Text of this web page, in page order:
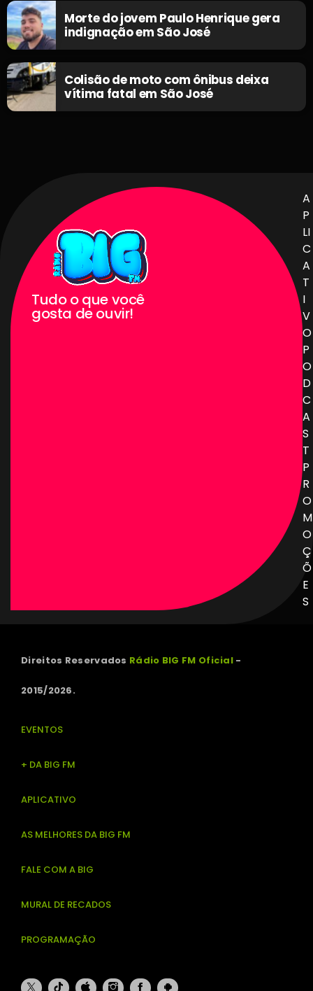
Morte do jovem Paulo Henrique gera
indignação em São José
Colisão de moto com ônibus deixa
vítima fatal em São José
Tudo o que você
gosta de ouvir!
A
P
LI
C
A
T
I
V
O
P
O
D
C
A
S
T
P
R
O
M
O
Ç
Õ
E
S
Direitos Reservados Rádio BIG FM Oficial -
2015/2026.
EVENTOS
+ DA BIG FM
APLICATIVO
AS MELHORES DA BIG FM
FALE COM A BIG
MURAL DE RECADOS
PROGRAMAÇÃO